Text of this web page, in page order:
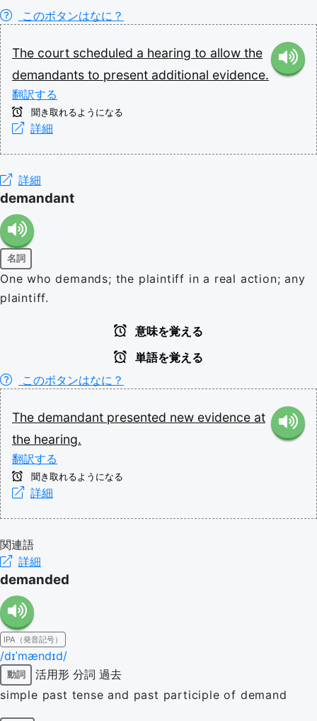
このボタンはなに？
The court scheduled a hearing to allow the
demandants to present additional evidence.
翻訳する
聞き取れるようになる
詳細
詳細
demandant
名詞
One who demands; the plaintiff in a real action; any
plaintiff.
意味を覚える
単語を覚える
このボタンはなに？
The demandant presented new evidence at
the hearing.
翻訳する
聞き取れるようになる
詳細
関連語
詳細
demanded
IPA（発音記号）
/dɪˈmændɪd/
動詞 活用形 分詞 過去
simple past tense and past participle of demand